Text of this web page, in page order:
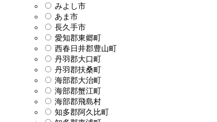
みよし市
あま市
長久手市
愛知郡東郷町
西春日井郡豊山町
丹羽郡大口町
丹羽郡扶桑町
海部郡大治町
海部郡蟹江町
海部郡飛島村
知多郡阿久比町